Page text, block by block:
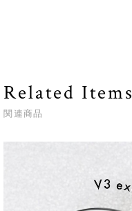
Related Items
関連商品